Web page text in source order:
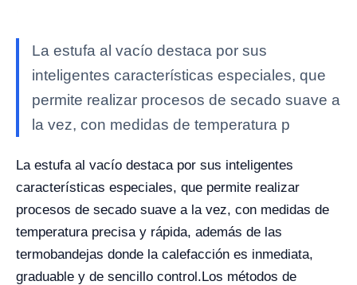
La estufa al vacío destaca por sus
inteligentes características especiales, que
permite realizar procesos de secado suave a
la vez, con medidas de temperatura p
La estufa al vacío destaca por sus inteligentes
características especiales, que permite realizar
procesos de secado suave a la vez, con medidas de
temperatura precisa y rápida, además de las
termobandejas donde la calefacción es inmediata,
graduable y de sencillo control.Los métodos de